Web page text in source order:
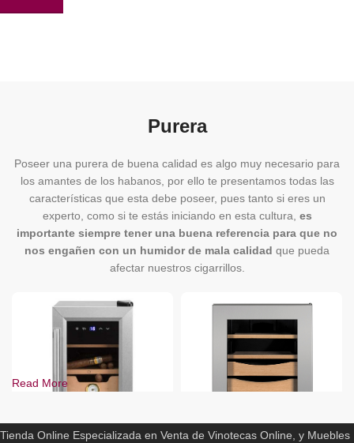
Purera
Poseer una purera de buena calidad es algo muy necesario para
los amantes de los habanos, por ello te presentamos todas las
características que esta debe poseer, pues tanto si eres un
experto, como si te estás iniciando en esta cultura, es
importante siempre tener una buena referencia para que no
nos engañen con un humidor de mala calidad que pueda
afectar nuestros cigarrillos.
Read More
Tienda Online Especializada en Venta de Vinotecas Online, y Muebles